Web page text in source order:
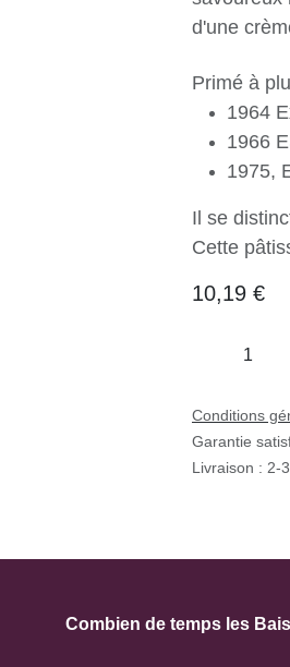
noisettes
Primé à
1964
1966
1975,
Il se
Cette
10,19€
Conditions
Garantie
Livraison : 2-
Combien de temps les